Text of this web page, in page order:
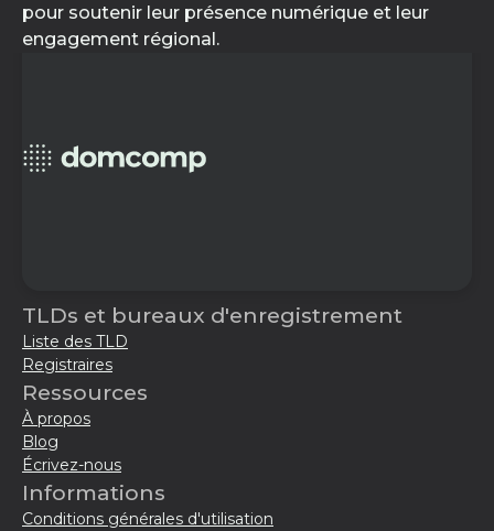
pour soutenir leur présence numérique et leur
engagement régional.
TLDs et bureaux d'enregistrement
Liste des TLD
Registraires
Ressources
À propos
Blog
Écrivez-nous
Informations
Conditions générales d'utilisation